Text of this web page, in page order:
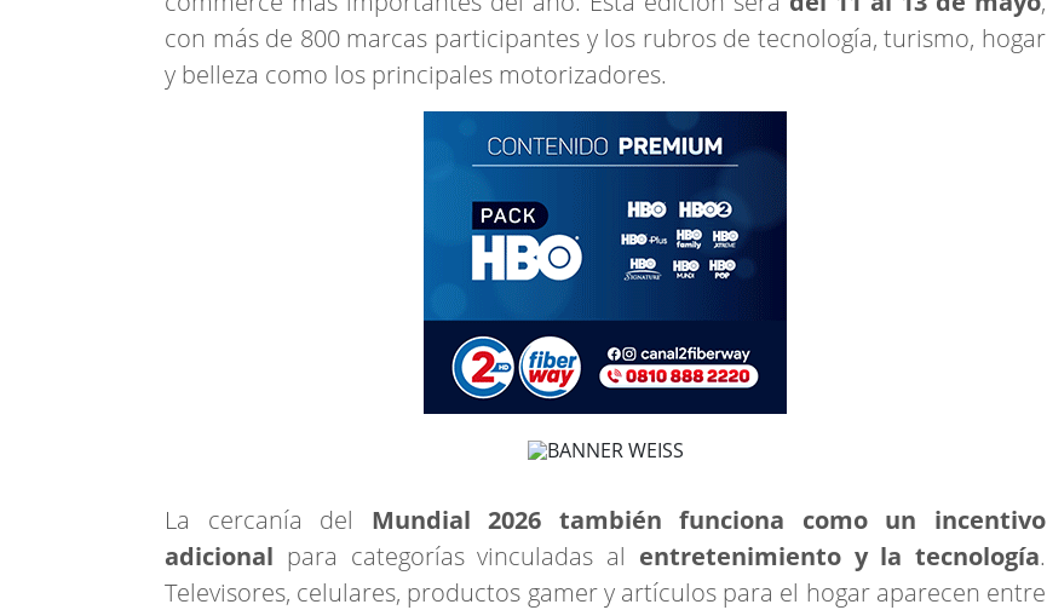
con más de 800 marcas participantes y los rubros de tecnología, turismo, hogar
y belleza como los principales motorizadores.
La cercanía del Mundial 2026 también funciona como un incentivo
adicional para categorías vinculadas al entretenimiento y la tecnología.
Televisores, celulares, productos gamer y artículos para el hogar aparecen entre